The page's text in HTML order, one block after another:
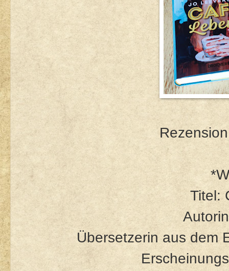
Titel:
Übersetzerin aus dem